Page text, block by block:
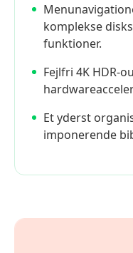
komplekse
funktioner.
Fejlfri 4K HDR-
Et yderst
imponerende